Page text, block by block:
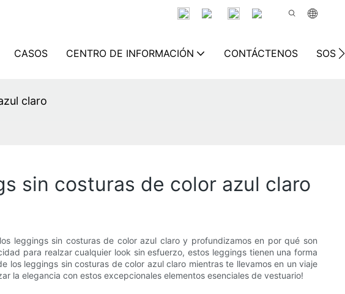
CASOS CENTRO DE INFORMACIÓN CONTÁCTENOS
claro
sin costuras de color azul claro
leggings sin costuras de color azul claro y profundizamos en por qué son
para realzar cualquier look sin esfuerzo, estos leggings tienen una forma
leggings sin costuras de color azul claro mientras te llevamos en un viaje
la elegancia con estos excepcionales elementos esenciales de vestuario!